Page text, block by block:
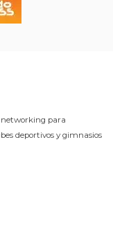
networking para
deportivos y gimnasios